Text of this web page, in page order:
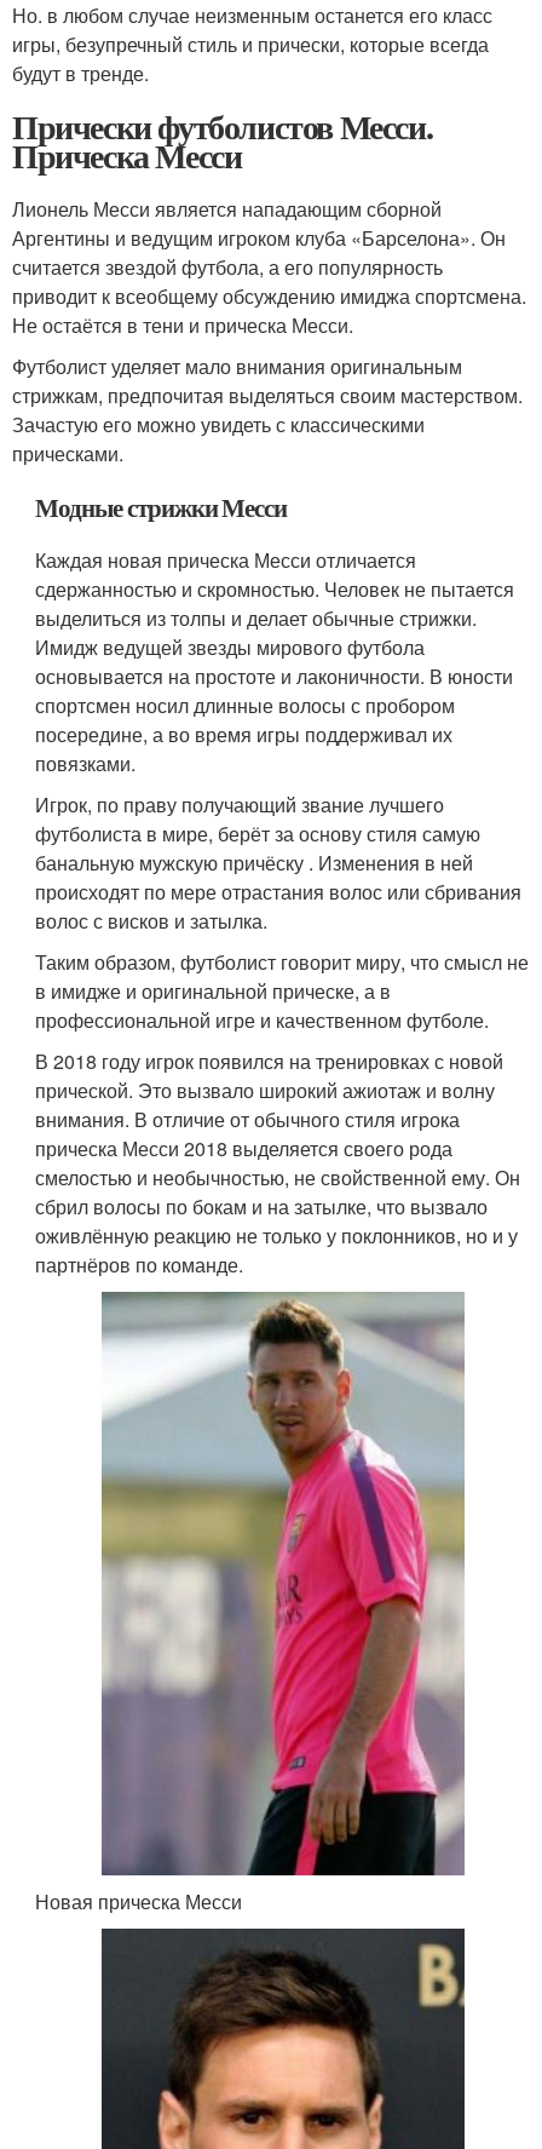
Но. в любом случае неизменным останется его класс
игры, безупречный стиль и прически, которые всегда
будут в тренде.
Прически футболистов Месси.
Прическа Месси
Лионель Месси является нападающим сборной
Аргентины и ведущим игроком клуба «Барселона». Он
считается звездой футбола, а его популярность
приводит к всеобщему обсуждению имиджа спортсмена.
Не остаётся в тени и прическа Месси.
Футболист уделяет мало внимания оригинальным
стрижкам, предпочитая выделяться своим мастерством.
Зачастую его можно увидеть с классическими
прическами.
Модные стрижки Месси
Каждая новая прическа Месси отличается
сдержанностью и скромностью. Человек не пытается
выделиться из толпы и делает обычные стрижки.
Имидж ведущей звезды мирового футбола
основывается на простоте и лаконичности. В юности
спортсмен носил длинные волосы с пробором
посередине, а во время игры поддерживал их
повязками.
Игрок, по праву получающий звание лучшего
футболиста в мире, берёт за основу стиля самую
банальную мужскую причёску . Изменения в ней
происходят по мере отрастания волос или сбривания
волос с висков и затылка.
Таким образом, футболист говорит миру, что смысл не
в имидже и оригинальной прическе, а в
профессиональной игре и качественном футболе.
В 2018 году игрок появился на тренировках с новой
прической. Это вызвало широкий ажиотаж и волну
внимания. В отличие от обычного стиля игрока
прическа Месси 2018 выделяется своего рода
смелостью и необычностью, не свойственной ему. Он
сбрил волосы по бокам и на затылке, что вызвало
оживлённую реакцию не только у поклонников, но и у
партнёров по команде.
Новая прическа Месси